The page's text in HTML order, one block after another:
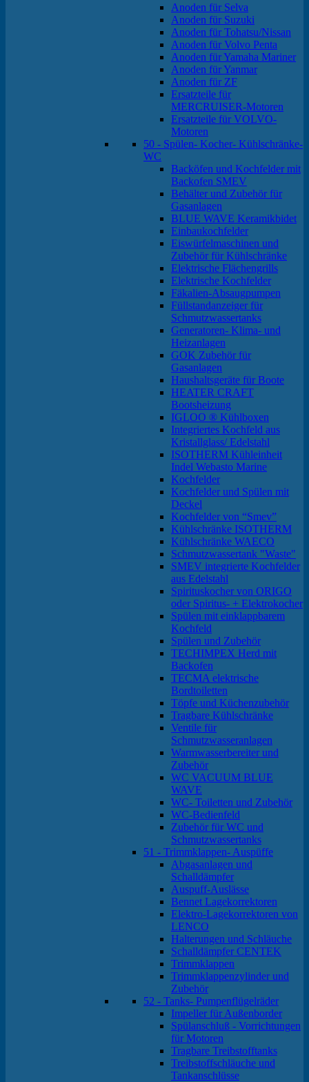
Anoden für Selva
Anoden für Suzuki
Anoden für Tohatsu/Nissan
Anoden für Volvo Penta
Anoden für Yamaha Mariner
Anoden für Yanmar
Anoden für ZF
Ersatzteile für
MERCRUISER-Motoren
Ersatzteile für VOLVO-
Motoren
50 - Spülen- Kocher- Kühlschränke-
WC
Backöfen und Kochfelder mit
Backofen SMEV
Behälter und Zubehör für
Gasanlagen
BLUE WAVE Keramikbidet
Einbaukochfelder
Eiswürfelmaschinen und
Zubehör für Kühlschränke
Elektrische Flächengrills
Elektrische Kochfelder
Fäkalien-Absaugpumpen
Füllstandanzeiger für
Schmutzwassertanks
Generatoren- Klima- und
Heizanlagen
GOK Zubehör für
Gasanlagen
Haushaltsgeräte für Boote
HEATER CRAFT
Bootsheizung
IGLOO ® Kühlboxen
Integriertes Kochfeld aus
Kristallglass/ Edelstahl
ISOTHERM Kühleinheit
Indel Webasto Marine
Kochfelder
Kochfelder und Spülen mit
Deckel
Kochfelder von “Smev”
Kühlschränke ISOTHERM
Kühlschränke WAECO
Schmutzwassertank "Waste"
SMEV integrierte Kochfelder
aus Edelstahl
Spirituskocher von ORIGO
oder Spiritus- + Elektrokocher
Spülen mit einklappbarem
Kochfeld
Spülen und Zubehör
TECHIMPEX Herd mit
Backofen
TECMA elektrische
Bordtoiletten
Töpfe und Küchenzubehör
Tragbare Kühlschränke
Ventile für
Schmutzwasseranlagen
Warmwasserbereiter und
Zubehör
WC VACUUM BLUE
WAVE
WC- Toiletten und Zubehör
WC-Bedienfeld
Zubehör für WC und
Schmutzwassertanks
51 - Trimmklappen- Auspüffe
Abgasanlagen und
Schalldämpfer
Auspuff-Auslässe
Bennet Lagekorrektoren
Elektro-Lagekorrektoren von
LENCO
Halterungen und Schläuche
Schalldämpfer CENTEK
Trimmklappen
Trimmklappenzylinder und
Zubehör
52 - Tanks- Pumpenflügelräder
Impeller für Außenborder
Spülanschluß - Vorrichtungen
für Motoren
Tragbare Treibstofftanks
Treibstoffschläuche und
Tankanschlüsse